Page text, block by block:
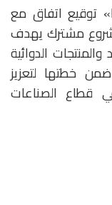
توقيع اتفاق مع
مشترك يهدف
الدوائية
ضمن خطتها لتعزيز
قطاع الصناعات